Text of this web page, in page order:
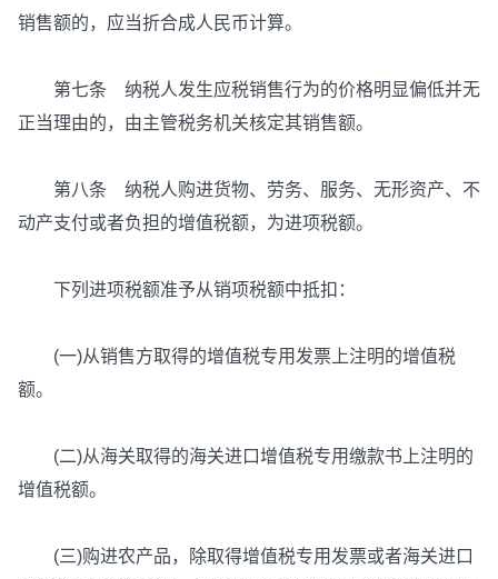
销售额的，应当折合成人民币计算。
第七条 纳税人发生应税销售行为的价格明显偏低并无
正当理由的，由主管税务机关核定其销售额。
第八条 纳税人购进货物、劳务、服务、无形资产、不
动产支付或者负担的增值税额，为进项税额。
下列进项税额准予从销项税额中抵扣：
(一)从销售方取得的增值税专用发票上注明的增值税
额。
(二)从海关取得的海关进口增值税专用缴款书上注明的
增值税额。
(三)购进农产品，除取得增值税专用发票或者海关进口